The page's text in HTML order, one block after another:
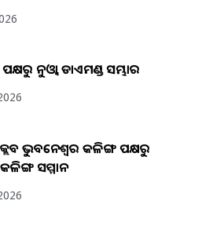
ନୁଓ୍ବା ଡାଏମଣ୍ଡ ସମ୍ଭାର
ଭୁବନେଶ୍ୱର କଳିଙ୍ଗ ପକ୍ଷରୁ
ସମ୍ମାନ